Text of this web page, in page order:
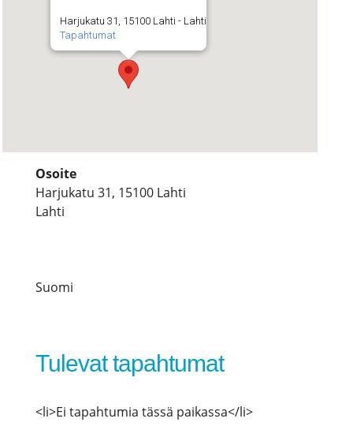
Harjukatu 31, 15100 Lahti - Lahti
Tapahtumat
Osoite
Harjukatu 31, 15100 Lahti
Lahti
Suomi
Tulevat tapahtumat
<li>Ei tapahtumia tässä paikassa</li>